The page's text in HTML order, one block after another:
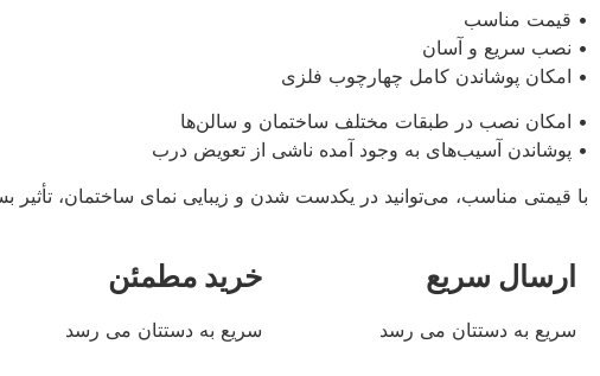
• قیمت مناسب
• نصب سریع و آسان
• امکان پوشاندن کامل چهارچوب فلزی
• امکان نصب در طبقات مختلف ساختمان و سالن‌ها
• پوشاندن آسیب‌های به وجود آمده ناشی از تعویض درب
با قیمتی مناسب، می‌توانید در یکدست شدن و زیبایی نمای ساختمان،
ارسال سریع
سریع به دستتان می رسد
خرید مطمئن
سریع به دستتان می رسد